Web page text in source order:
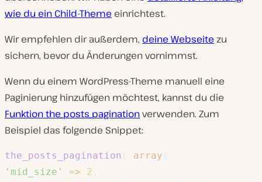
wie du ein Child-Theme einrichtest.
Wir empfehlen dir außerdem, deine Webseite zu
sichern, bevor du Änderungen vornimmst.
Wenn du einem WordPress-Theme manuell eine
Paginierung hinzufügen möchtest, kannst du die
Funktion the_posts_paginationverwenden. Zum
Beispiel das folgende Snippet:
the_posts_pagination array
'mid_size'
=> 2